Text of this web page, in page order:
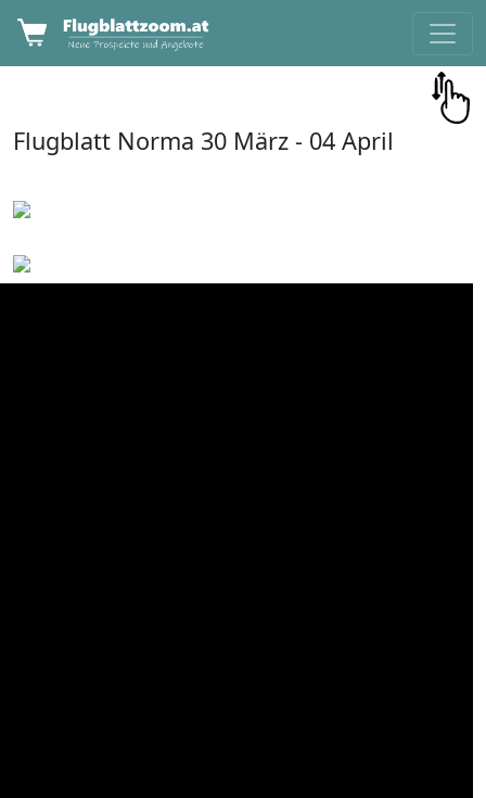
Flugblatt Norma 30 März - 04 April